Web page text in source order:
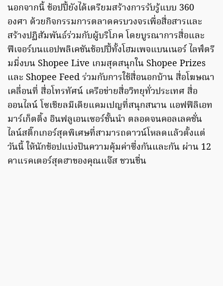
นอกจากนี้ ช้อปปี้ยังได้เตรียมสร้างการรับรู้แบบ 360
องศา ด้วยกิจกรรมการตลาดครบวงจรเพื่อสื่อสารและ
สร้างปฏิสัมพันธ์ร่วมกับผู้บริโภค โดยบูรณาการสื่อและ
ฟีเจอร์บนแอปพลิเคชันช้อปปี้ทั้งโฮมเพจแบนเนอร์ ไลฟ์ตรี
มมิ่งบน Shopee Live เกมสุดสนุกใน Shopee Prizes
และ Shopee Feed ร่วมกับการใช้สื่อนอกบ้าน สื่อโฆษณา
เคลื่อนที่ สื่อโทรทัศน์ เครือข่ายสื่อวิทยุทั่วประเทศ สื่อ
ออนไลน์ โซเชียลมีเดียแคมเปญที่สนุกสนาน แอฟฟิลิเอท
มาร์เก็ตติ้ง อินฟลูเอนเซอร์ชั้นนำ ตลอดจนคอลเลคชั่น
ไลน์สติ๊กเกอร์สุดพิเศษที่สามารถดาวน์โหลดแล้วตั้งแต่
วันนี้ ให้นักช้อปแบ่งปันความคุ้มค่าซึ่งกันและกัน ผ่าน 12
คาแรคเตอร์สุดฮาของคุณแจ๊ส ชวนชื่น